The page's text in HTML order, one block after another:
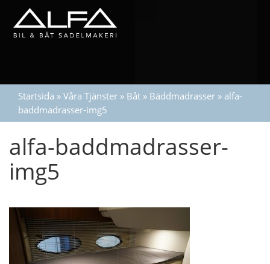
Startsida » Våra Tjänster » Båt » Bäddmadrasser » alfa-
baddmadrasser-img5
alfa-baddmadrasser-
img5